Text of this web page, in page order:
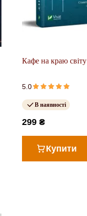
Кафе на краю світу
5.0
В наявності
299 ₴
Купити